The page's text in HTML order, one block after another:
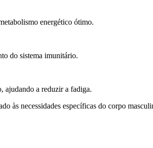
energético ótimo.
do sistema imunitário.
ajudando a reduzir a fadiga.
às necessidades específicas do corpo